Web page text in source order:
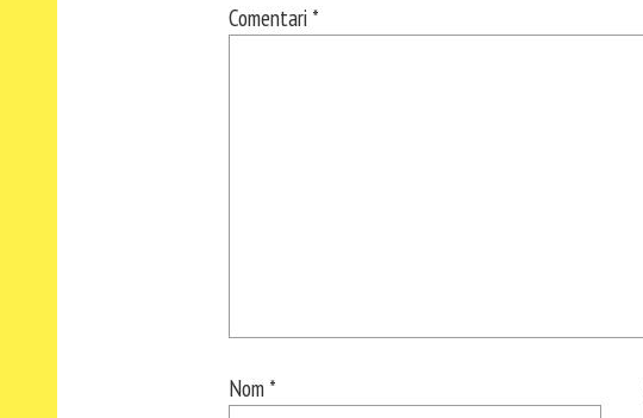
Comentari *
Nom *